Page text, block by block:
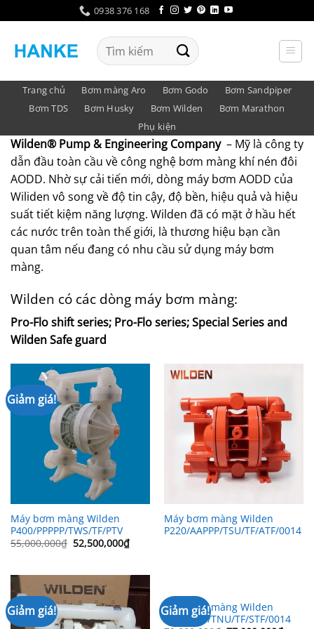
qua
nội
dung
0938 376 168
Tìm
kiếm:
Trang chủ Bơm màng Aro Bơm Godo
Bơm Sandpiper
Bơm TDS
Bơm Husky Bơm Wilden
Bơm Marathon
Phụ kiện
Wilden® Pump & Engineering Company– Mỹ là công ty
dẫn đầu toàn cầu về công nghệ bơm màng khí nén đôi
AODD. Nhờ sự cải tiến mới, dòng máy bơm AODD của
Wiliden vô song về độ tin cậy, độ bền, hiệu quả và hiệu
suất tiết kiệm năng lượng. Wilden đã có mặt ở hầu hết
các nước trên toàn thế giới, là thương hiệu bạn cần
quan tâm nếu đang có nhu cầu sử dụng máy bơm
màng.
Wilden có các dòng máy bơm màng:
Pro-Flo shift series; Pro-Flo series; Special Series and
Wilden Safe guard
Giảm giá!
Máy bơm màng Wilden
P400/PPPPP/TWS/TF/PTV
55,000,000₫ Giá
gốc
52,500,000₫Giá
hiện
52,500,000₫.
Máy bơm màng Wilden
P220/AAPPP/TSU/TF/ATF/0014
Giảm giá! Giảm giá!
Máy bơm màng Wilden
P4/SSAPP/TNU/TF/STF/0014